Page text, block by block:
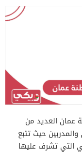
العديد من
حيث تتبع
التي تشرف عليها